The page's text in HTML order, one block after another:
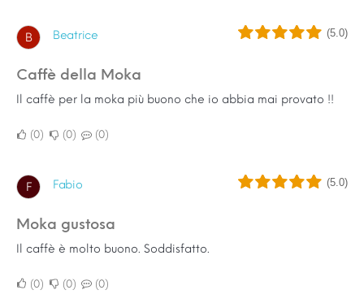
B Beatrice (5.0)
Caffè della Moka
Il caffè per la moka più buono che io abbia mai provato !!
0 0 0
F Fabio (5.0)
Moka gustosa
Il caffè è molto buono. Soddisfatto.
0 0 0